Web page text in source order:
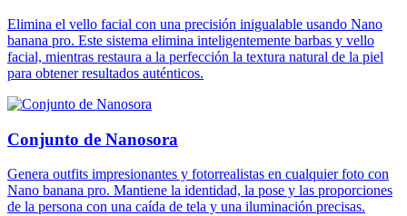
Elimina el vello facial con una precisión inigualable usando Nano
banana pro. Este sistema elimina inteligentemente barbas y vello
facial, mientras restaura a la perfección la textura natural de la piel
para obtener resultados auténticos.
Conjunto de Nanosora
Genera outfits impresionantes y fotorrealistas en cualquier foto con
Nano banana pro. Mantiene la identidad, la pose y las proporciones
de la persona con una caída de tela y una iluminación precisas.